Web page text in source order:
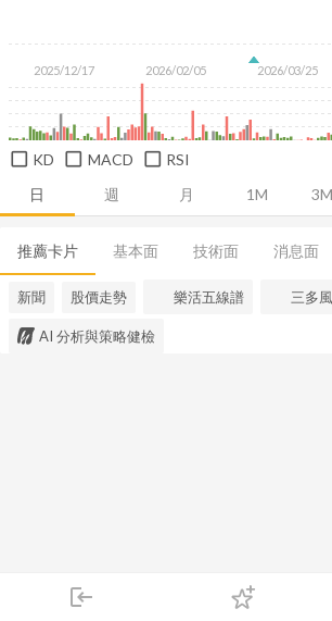
login
下單
日 週 月 1M 3M
2025/12/17 2026/02/05 2026/03/25
KD MACD RSI
推薦卡片 基本面 技術面 消息面
新聞 股價走勢 樂活五線譜 三多
AI 分析與策略健檢